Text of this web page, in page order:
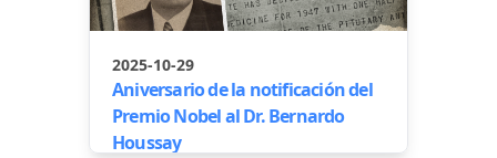
2025-10-29
Aniversario de la notificación del
Premio Nobel al Dr. Bernardo
Houssay